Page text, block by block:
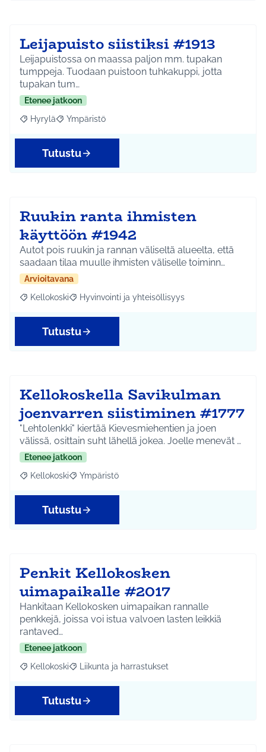
Leijapuisto siistiksi #1913
Leijapuistossa on maassa paljon mm. tupakan
tumppeja. Tuodaan puistoon tuhkakuppi, jotta
tupakan tum…
Etenee jatkoon
Rajaa tulokset aihepiirin mukaan: Hyrylä
Hyrylä Rajaa tulokset teeman mukaan: Ympäristö
Ympäristö
Tutustu
Ruukin ranta ihmisten
käyttöön #1942
Autot pois ruukin ja rannan väliseltä alueelta, että
saadaan tilaa muulle ihmisten väliselle toiminn…
Arvioitavana
Rajaa tulokset aihepiirin mukaan: Kellokoski
Kellokoski Rajaa tulokset teeman mukaan: Hyvinvointi ja
Hyvinvointi ja yhteisöllisyys
Tutustu
Kellokoskella Savikulman
joenvarren siistiminen #1777
"Lehtolenkki" kiertää Kievesmiehentien ja joen
välissä, osittain suht lähellä jokea. Joelle menevät …
Etenee jatkoon
Rajaa tulokset aihepiirin mukaan: Kellokoski
Kellokoski Rajaa tulokset teeman mukaan: Ympäristö
Ympäristö
Tutustu
Penkit Kellokosken
uimapaikalle #2017
Hankitaan Kellokosken uimapaikan rannalle
penkkejä, joissa voi istua valvoen lasten leikkiä
rantaved…
Etenee jatkoon
Rajaa tulokset aihepiirin mukaan: Kellokoski
Kellokoski Rajaa tulokset teeman mukaan: Liikunta ja
Liikunta ja harrastukset
Tutustu